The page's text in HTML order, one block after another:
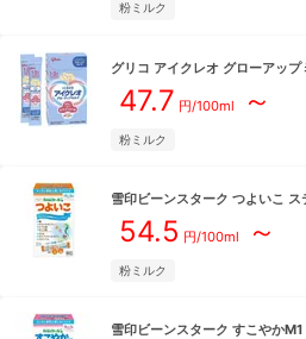
粉ミルク
グリコ アイクレオ グローアップ
47.7 円/100ml ～
粉ミルク
雪印ビーンスターク つよいこ
54.5 円/100ml ～
粉ミルク
雪印ビーンスターク すこやか